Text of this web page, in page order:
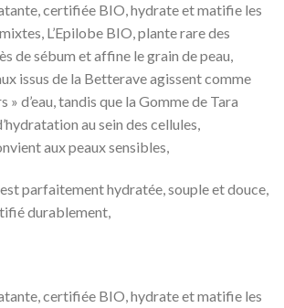
certifiée BIO, hydrate et matifie les
L’Epilobe BIO, plante rare des
de sébum et affine le grain de peau,
issus de la Betterave agissent comme
» d’eau, tandis que la Gomme de Tara
au sein des cellules,
aux peaux sensibles,
parfaitement hydratée, souple et douce,
durablement,
certifiée BIO, hydrate et matifie les